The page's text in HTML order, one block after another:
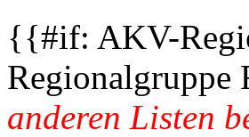
{{#if: AKV-
Regionalgruppe
anderen Listen